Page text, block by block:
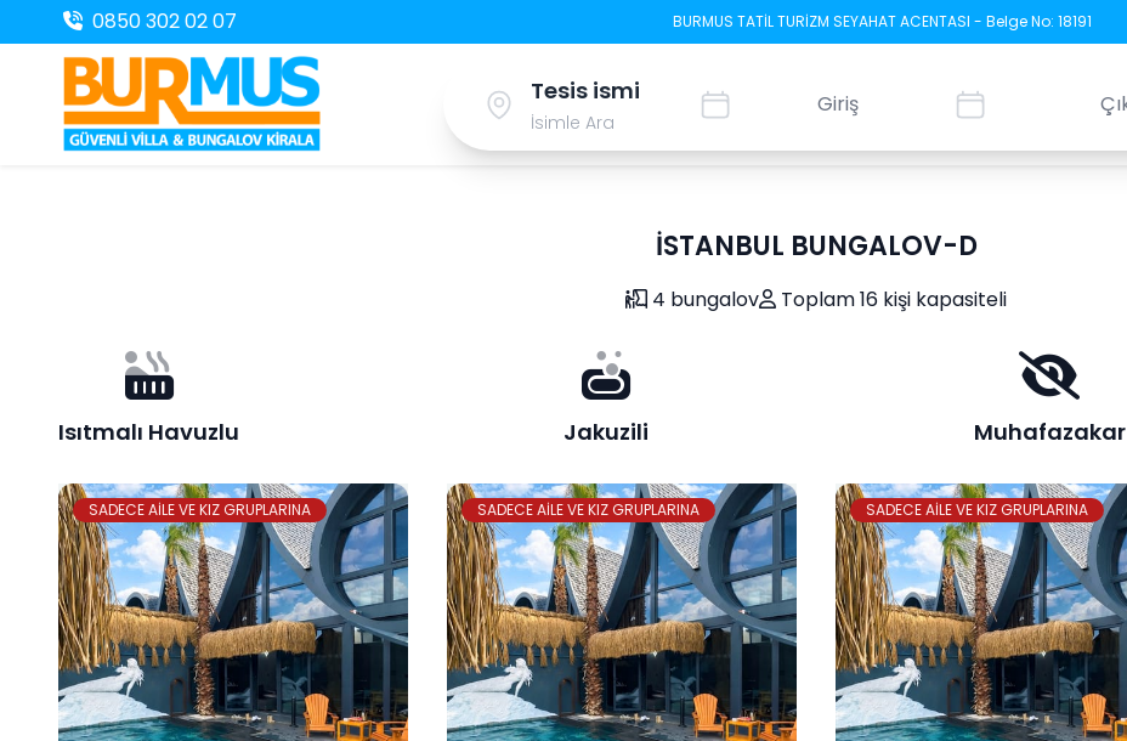
0850 302 02 07 BURMUS TATİL TURİZM SEYAHAT ACENTASI - Belge No: 18191
İsimle Ara
İSTANBUL BUNGALOV-D
4 bungalov Toplam 16 kişi kapasiteli
Isıtmalı Havuzlu Jakuzili Muhafazakar
SADECE AİLE VE KIZ GRUPLARINA SADECE AİLE VE KIZ GRUPLARINA SADECE AİLE VE KIZ GRUPLARINA